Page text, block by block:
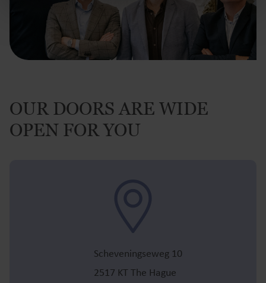
OUR DOORS ARE WIDE
OPEN FOR YOU
Scheveningseweg 10
2517 KT The Hague